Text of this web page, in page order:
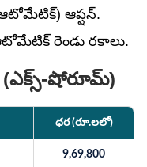
ఆప్షన్.
రెండు రకాలు.
షోరూమ్)
ధర (రూ.లలో)
9,69,800